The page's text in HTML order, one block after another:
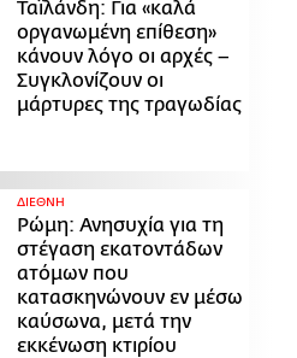
Ταϊλάνδη: Για «καλά
οργανωμένη επίθεση»
κάνουν λόγο οι αρχές –
Συγκλονίζουν οι
μάρτυρες της τραγωδίας
ΔΙΕΘΝΗ
Ρώμη: Ανησυχία για τη
στέγαση εκατοντάδων
ατόμων που
κατασκηνώνουν εν μέσω
καύσωνα, μετά την
εκκένωση κτιρίου